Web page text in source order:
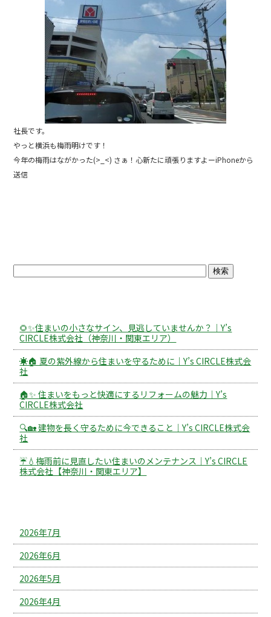
社長です。
やっと横浜も梅雨明けです！
今年の梅雨はながかった(>_<) さぁ！心新たに頑張りますよーiPhoneから
送信
🌻✨住まいの小さなサイン、見逃していませんか？｜Y’s
CIRCLE株式会社（神奈川・関東エリア）
☀️🏠 夏の紫外線から住まいを守るために｜Y’s CIRCLE株式会
社
🏠✨ 住まいをもっと快適にするリフォームの魅力｜Y’s
CIRCLE株式会社
🔍🏡 建物を長く守るために今できること｜Y’s CIRCLE株式会
社
☔💧梅雨前に見直したい住まいのメンテナンス｜Y’s CIRCLE
株式会社【神奈川・関東エリア】
2026年7月
2026年6月
2026年5月
2026年4月